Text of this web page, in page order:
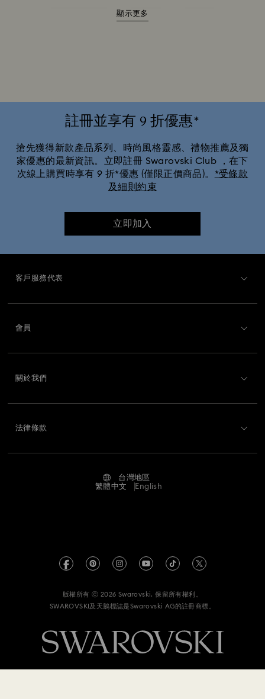
鋯石戒指
顯示更多
註冊並享有 9 折優惠*
搶先獲得新款產品系列、時尚風格靈感、禮物推薦及獨
家優惠的最新資訊。立即註冊 Swarovski Club ，在下
次線上購買時享有 9 折*優惠 (僅限正價商品)。 *受條款
及細則約束
立即加入
客戶服務代表
聯絡我們
尺寸標示
會員
關於我們
Code of Conduct & Policies
法律條款
有關 REACH 的資訊
資料保護同意聲明書
台灣地區
繁體中文
English
版權所有 ⓒ 2026 Swarovski. 保留所有權利。
SWAROVSKI及天鵝標誌是Swarovski AG的註冊商標。